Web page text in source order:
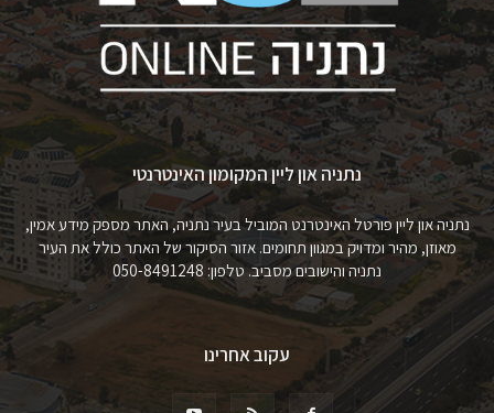
נתניה און ליין המקומון האינטרנטי
נתניה און ליין פורטל האינטרנט המוביל בעיר נתניה, האתר מספק מידע אמין,
מאוזן, מהיר ומדויק במגוון תחומים. אזור הסיקור של האתר כולל את העיר
נתניה והישובים מסביב. טלפון: 050-8491248
עקוב אחרינו